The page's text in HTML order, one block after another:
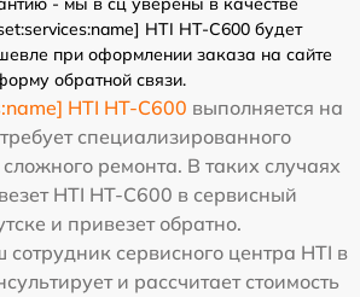
HTI HT-C600 будет
при оформлении заказа на сайте
обратной связи.
HTI HT-C600 выполняется на
специализированного
ремонта. В таких случаях
HTI HT-C600 в сервисный
и привезет обратно.
сервисного центра HTI в
и рассчитает стоимость